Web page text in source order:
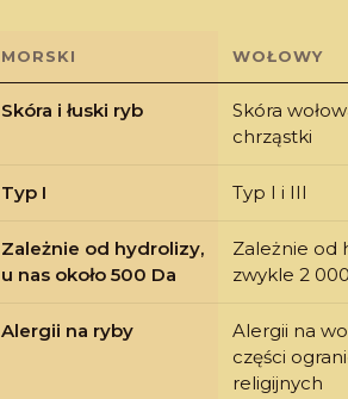
MORSKI WOŁOWY
Skóra i łuski ryb
Skóra
chrząstki
Typ I Typ I i III
Zależnie od hydrolizy,
u nas około 500 Da
Zależnie od
zwykle 2
Alergii na ryby
Alergii na
części
religijnych